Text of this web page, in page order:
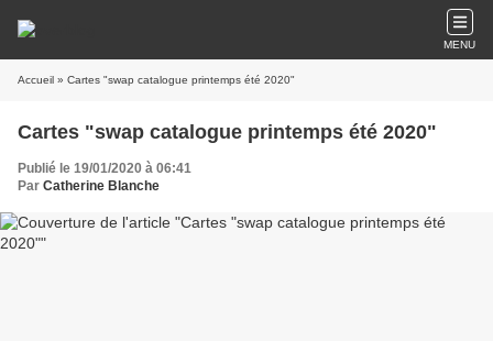
MENU
Accueil » Cartes "swap catalogue printemps été 2020"
Cartes "swap catalogue printemps été 2020"
Publié le 19/01/2020 à 06:41
Par Catherine Blanche